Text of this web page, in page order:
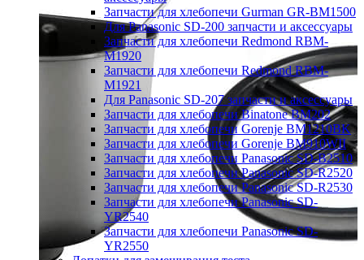
Запчасти для хлебопечи Gurman GR-BM1500
Для Panasonic SD-200 запчасти и аксессуары
Запчасти для хлебопечи Redmond RBM-
M1920
Запчасти для хлебопечи Redmond RBM-
M1921
Для Panasonic SD-207 запчасти и аксессуары
Запчасти для хлебопечи Binatone BM202
Запчасти для хлебопечи Gorenje BM1210BK
Запчасти для хлебопечи Gorenje BM910WII
Запчасти для хлебопечи Panasonic SD-B2510
Запчасти для хлебопечи Panasonic SD-R2520
Запчасти для хлебопечи Panasonic SD-R2530
Запчасти для хлебопечи Panasonic SD-
YR2540
Запчасти для хлебопечи Panasonic SD-
YR2550